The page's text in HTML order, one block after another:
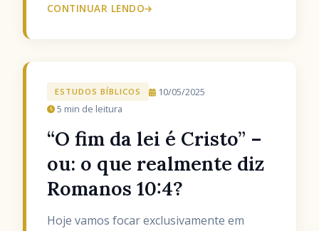
CONTINUAR LENDO
ESTUDOS BÍBLICOS
10/05/2025
5 min de leitura
“O fim da lei é Cristo” –
ou: o que realmente diz
Romanos 10:4?
Hoje vamos focar exclusivamente em